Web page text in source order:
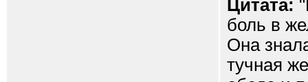
Цитата:
боль в
Она
тучная